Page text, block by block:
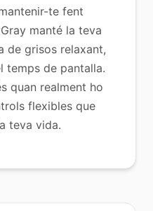
te fent
manté la teva
de grisos relaxant,
temps de pantalla.
quan realment ho
flexibles que
teva vida.